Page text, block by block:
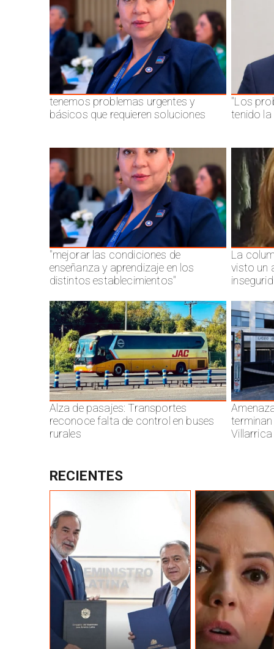
tenemos problemas urgentes y
básicos que requieren soluciones
"Los
tenido
"mejorar las condiciones de
enseñanza y aprendizaje en los
distintos establecimientos"
La
visto un
Alza de pasajes: Transportes
reconoce falta de control en buses
rurales
Villarrica
RECIENTES